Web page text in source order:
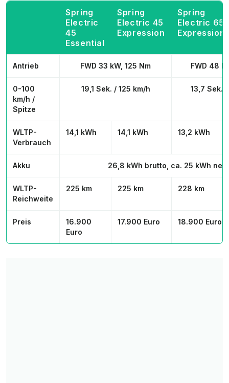
Spring
Electric
45
Essential
Spring
Electric 45
Expression
Spring
Electric 65
Expression
Antrieb FWD 33 kW, 125 Nm FWD 48
0-100
km/h /
Spitze
19,1 Sek. / 125 km/h 13,7 Sek.
WLTP-
Verbrauch
14,1 kWh 14,1 kWh 13,2 kWh
Akku 26,8 kWh brutto, ca. 25 kWh
WLTP-
Reichweite
225 km 225 km 228 km
Preis
16.900
Euro
17.900 Euro 18.900 Euro